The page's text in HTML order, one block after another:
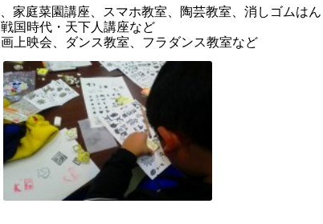
家庭菜園講座、スマホ教室、陶芸教室、消しゴムはん
国時代・天下人講座など
上映会、ダンス教室、フラダンス教室など